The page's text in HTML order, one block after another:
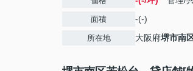
面積 -(-)
所在地 大阪府堺市南